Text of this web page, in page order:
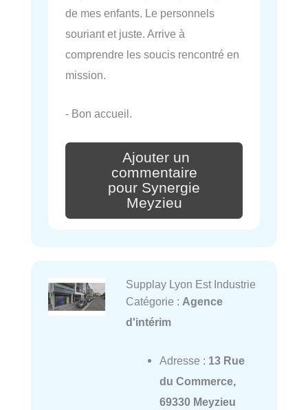
de mes enfants. Le personnels
souriant et juste. Arrive à
comprendre les soucis rencontré en
mission.
- Bon accueil.
Ajouter un
commentaire
pour Synergie
Meyzieu
Supplay Lyon Est Industrie
Catégorie : Agence
d'intérim
Adresse : 13 Rue
du Commerce,
69330 Meyzieu